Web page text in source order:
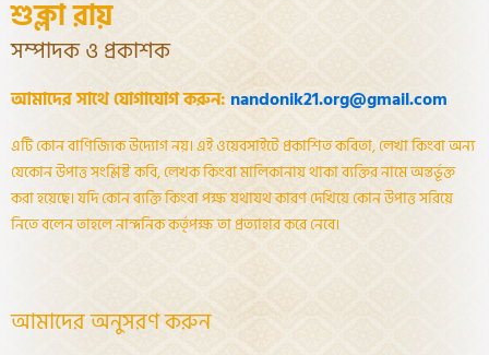
শুক্লা রায়
সম্পাদক ও প্রকাশক
আমাদের সাথে যোগাযোগ করুন: nandonik21.org@gmail.com
এটি কোন বাণিজ্যিক উদ্যোগ নয়। এই ওয়েবসাইটে প্রকাশিত কবিতা, লেখা কিংবা অন্য
যেকোন উপাত্ত সংশ্লিষ্ট কবি, লেখক কিংবা মালিকানায় থাকা ব্যক্তির নামে অন্তর্ভূক্ত
করা হয়েছে। যদি কোন ব্যক্তি কিংবা পক্ষ যথাযথ কারণ দেখিয়ে কোন উপাত্ত সরিয়ে
নিতে বলেন তাহলে নান্দনিক কর্তৃপক্ষ তা প্রত্যাহার করে নেবে।
আমাদের অনুসরণ করুন